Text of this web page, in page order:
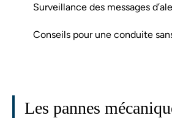
Surveillance des messages
Conseils pour une conduite
Les pannes